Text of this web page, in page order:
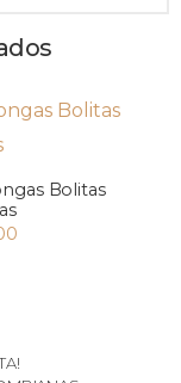
Bolitas